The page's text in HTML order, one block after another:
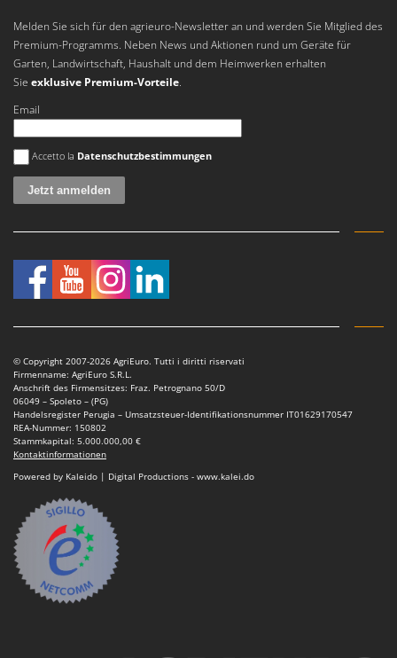
Küchenreiben - elektrisch
Kükenaufzuchtboxen
L
Laubsauger - Laubbläser
Laubsauger auf Rädern
Luftentfeuchter
M
Mähroboter
Maisentkörnungsmaschinen
Minibacköfen
Motorhacken - Gartenfräsen
Motorspritzen
Mulcher für Traktor
Notstromaggregat
Nudelmaschinen
O
Obstmühlen Obsthäcksler Obstmuser
Obstpressen
Elegen
Energy Gruppi
Enotecnica Pillan
Eschenfelder
EuroMech
Famag
Famur
FARMER
FBC
Ferrari Group
Ferroni
Ferrua
FIAC
FIEM
Fimar
FINI
Fiorentini
Fiskars
Melden Sie sich für den agrieuro-Newsletter an und werden Sie Mitglied des
Premium-Programms. Neben News und Aktionen rund um Geräte für
Garten, Landwirtschaft, Haushalt und dem Heimwerken erhalten
Sie exklusive Premium-Vorteile.
Email
Es ist ein Fehler aufgetreten
Accetto la Datenschutzbestimmungen
© Copyright 2007-2026 AgriEuro. Tutti i diritti riservati
Firmenname: AgriEuro S.R.L.
Anschrift des Firmensitzes: Fraz. Petrognano 50/D
06049 – Spoleto – (PG)
Handelsregister Perugia – Umsatzsteuer-Identifikationsnummer IT01629170547
REA-Nummer: 150802
Stammkapital: 5.000.000,00 €
Kontaktinformationen
Powered by Kaleido | Digital Productions - www.kalei.do